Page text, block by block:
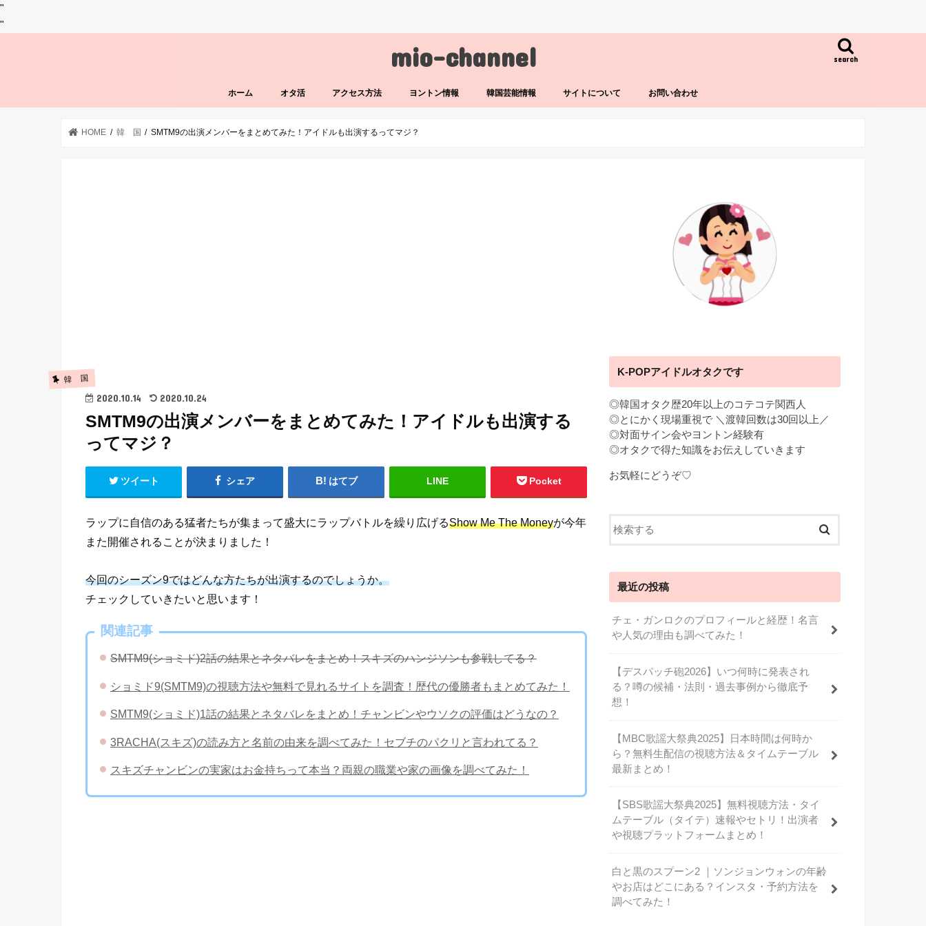
"
"
mio-channel search
ホーム オタ活 アクセス方法 ヨントン情報 韓国芸能情報 サイトについて お問い合わせ
HOME 韓 国 SMTM9の出演メンバーをまとめてみた！アイドルも出演するってマジ？
韓 国
2020.10.14 2020.10.24
SMTM9の出演メンバーをまとめてみた！アイドルも出演する
ってマジ？
ツイート シェア はてブ LINE Pocket
ラップに自信のある猛者たちが集まって盛大にラップバトルを繰り広げるShow Me The Moneyが今年
また開催されることが決まりました！
今回のシーズン9ではどんな方たちが出演するのでしょうか。
チェックしていきたいと思います！
関連記事
SMTM9(ショミド)2話の結果とネタバレをまとめ！スキズのハンジソンも参戦してる？
ショミド9(SMTM9)の視聴方法や無料で見れるサイトを調査！歴代の優勝者もまとめてみた！
SMTM9(ショミド)1話の結果とネタバレをまとめ！チャンビンやウソクの評価はどうなの？
3RACHA(スキズ)の読み方と名前の由来を調べてみた！セブチのパクリと言われてる？
スキズチャンビンの実家はお金持ちって本当？両親の職業や家の画像を調べてみた！
K-POPアイドルオタクです
◎韓国オタク歴20年以上のコテコテ関西人
◎とにかく現場重視で ＼渡韓回数は30回以上／
◎対面サイン会やヨントン経験有
◎オタクで得た知識をお伝えしていきます
お気軽にどうぞ♡
最近の投稿
チェ・ガンロクのプロフィールと経歴！名言
や人気の理由も調べてみた！
【デスパッチ砲2026】いつ何時に発表され
る？噂の候補・法則・過去事例から徹底予
想！
【MBC歌謡大祭典2025】日本時間は何時か
ら？無料生配信の視聴方法＆タイムテーブル
最新まとめ！
【SBS歌謡大祭典2025】無料視聴方法・タイ
ムテーブル（タイテ）速報やセトリ！出演者
や視聴プラットフォームまとめ！
白と黒のスプーン2 ｜ソンジョンウォンの年齢
やお店はどこにある？インスタ・予約方法を
調べてみた！